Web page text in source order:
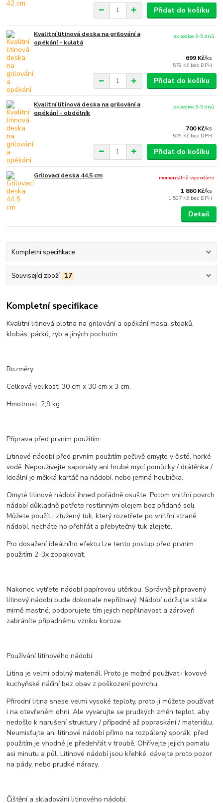
Přidat do košíku
Kvalitní litinová deska na grilování a
opékání - kulatá
699 Kč/ks
578 Kč bez DPH
expedice 3-5 dnů
Přidat do košíku
Kvalitní litinová deska na grilování a
opékání - obdélník
700 Kč/ks
579 Kč bez DPH
expedice 3-5 dnů
Přidat do košíku
Grilovací deska 44,5 cm
1 860 Kč/ks
1 537 Kč bez DPH
momentálně vyprodáno
Detail
Kompletní specifikace
Související zboží 17
Kompletní specifikace
Kvalitní litinová plotna na grilování a opékání masa, steaků,
klobás, párků, ryb a jiných pochutin.
Rozměry:
Celková velikost: 30 cm x 30 cm x 3 cm.
Hmotnost: 2,9 kg.
Příprava před prvním použitím:
Litinové nádobí před prvním použitím pečlivě omyjte v čisté, horké
vodě. Nepoužívejte saponáty ani hrubé mycí pomůcky / drátěnka /.
Ideální je měkká kartáč na nádobí, nebo jemná houbička.
Omyté litinové nádobí ihned pořádně osušte. Potom vnitřní povrch
nádobí důkladně potřete rostlinným olejem bez přidané soli.
Můžete použít i ztužený tuk, který rozetřete po vnitřní straně
nádobí, necháte ho přehřát a přebytečný tuk zlejete.
Pro dosažení ideálního efektu lze tento postup před prvním
použitím 2-3x zopakovat.
Nakonec vytřete nádobí papírovou utěrkou. Správně připravený
litinový nádobí bude dokonale nepřilnavý. Nádobí udržujte stále
mírně mastné, podporujete tím jejich nepřilnavost a zároveň
zabráníte případnému vzniku koroze.
Používání litinového nádobí:
Litina je velmi odolný materiál. Proto je možné používat i kovové
kuchyňské náčiní bez obav z poškození povrchu.
Přírodní litina snese velmi vysoké teploty, proto ji můžete používat
i na otevřeném ohni. Ale vyvarujte se prudkých změn teplot, aby
nedošlo k narušení struktury / případně až popraskání / materiálu.
Neumisťujte ani litinové nádobí přímo na rozpálený sporák, před
použitím je vhodné je předehřát v troubě. Ohřívejte jejich pomalu
asi minutu a půl. Litinové nádobí jsou křehké, dávejte proto pozor
na pády, nebo prudké nárazy.
Čištění a skladování litinového nádobí: